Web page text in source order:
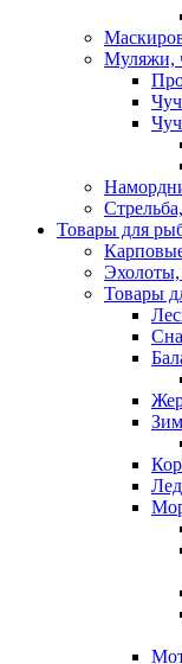
Муляжи,
Товары для
Товары